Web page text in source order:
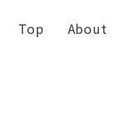
Top About